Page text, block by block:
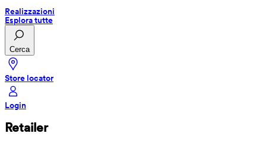
Realizzazioni
Esplora tutte
Cerca
Store locator
Login
Retailer